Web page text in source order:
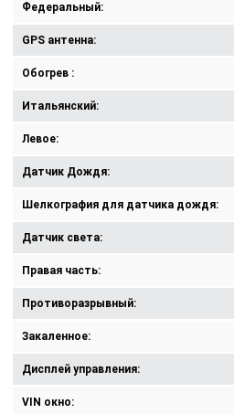
Федеральный:
GPS антенна:
Обогрев :
Итальянский:
Левое:
Датчик Дождя:
Шелкография для датчика дождя:
Датчик света:
Правая часть:
Противоразрывный:
Закаленное:
Дисплей управления:
VIN окно: